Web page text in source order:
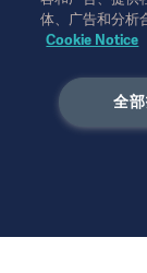
均不承担任
完全由用户
所提及的疗
使用或被禁
制或使用全
所表达的观
体、广告和分析
Cookie Notice
全